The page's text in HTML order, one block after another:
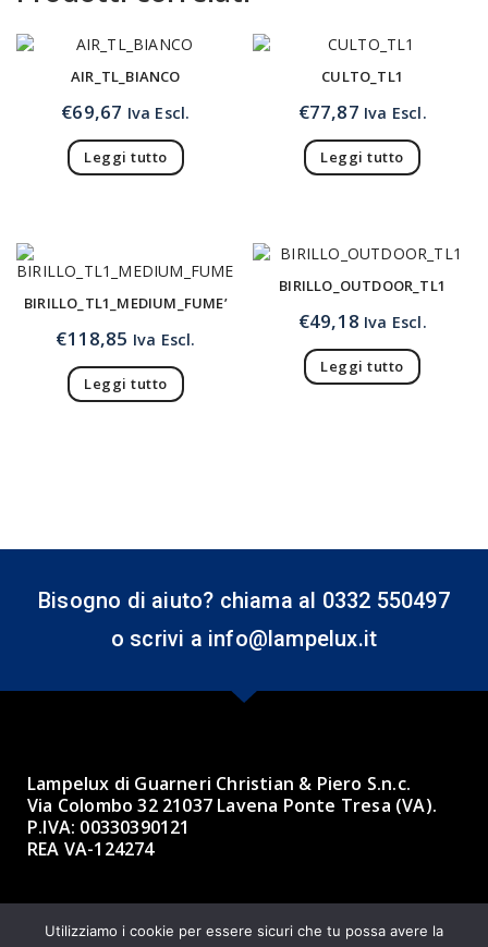
AIR_TL_BIANCO
€69,67 Iva Escl.
Leggi tutto
CULTO_TL1
€77,87 Iva Escl.
Leggi tutto
BIRILLO_TL1_MEDIUM_FUME’
€118,85 Iva Escl.
Leggi tutto
BIRILLO_OUTDOOR_TL1
€49,18 Iva Escl.
Leggi tutto
Bisogno di aiuto? chiama al 0332 550497
o scrivi a info@lampelux.it
Lampelux di Guarneri Christian & Piero S.n.c.
Via Colombo 32 21037 Lavena Ponte Tresa (VA).
P.IVA: 00330390121
REA VA-124274
Made with ❤ by BBK 3.0 Informatica
Utilizziamo i cookie per essere sicuri che tu possa avere la